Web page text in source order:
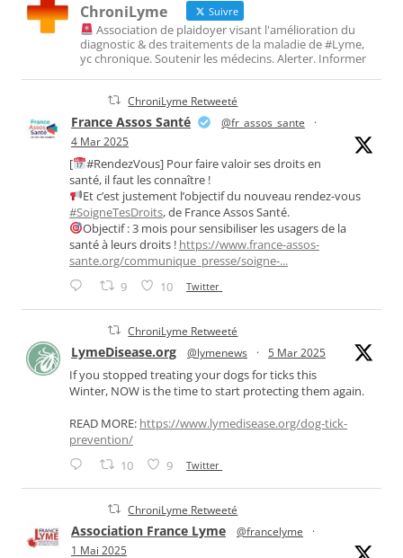
ChroniLyme Suivre
Association de plaidoyer visant l'amélioration du
diagnostic & des traitements de la maladie de #Lyme,
yc chronique. Soutenir les médecins. Alerter. Informer
ChroniLyme Retweeté
France Assos Santé @fr_assos_sante
·
4 Mar 2025
[
#RendezVous] Pour faire valoir ses droits en
santé, il faut les connaître !
Et c’est justement l’objectif du nouveau rendez-vous
#SoigneTesDroits, de France Assos Santé.
Objectif : 3 mois pour sensibiliser les usagers de la
santé à leurs droits ! https://www.france-assos-
sante.org/communique_presse/soigne-...
9 10 Twitter
ChroniLyme Retweeté
LymeDisease.org @lymenews · 5 Mar 2025
If you stopped treating your dogs for ticks this
Winter, NOW is the time to start protecting them again.
READ MORE: https://www.lymedisease.org/dog-tick-
prevention/
10 9 Twitter
ChroniLyme Retweeté
Association France Lyme @francelyme
·
1 Mai 2025